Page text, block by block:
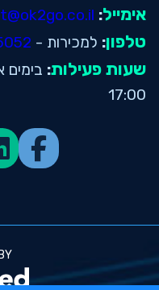
אימייל:
טלפון: למכירות -
שעות פעילות:
17:00